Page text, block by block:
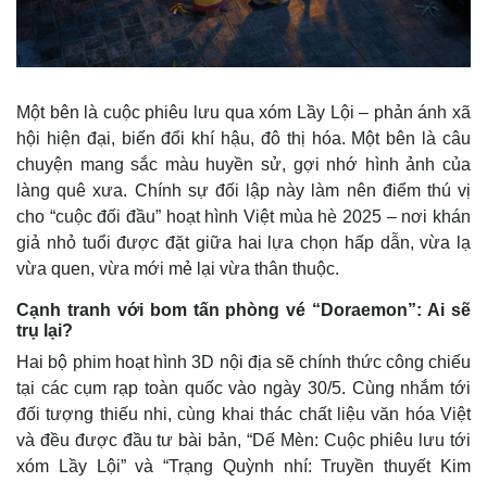
Kinh tế
Bất động sản
Khởi nghiệp
Thị trường
Giá vàng
Tiêu dùng
Một bên là cuộc phiêu lưu qua xóm Lầy Lội – phản ánh xã
hội hiện đại, biến đổi khí hậu, đô thị hóa. Một bên là câu
chuyện mang sắc màu huyền sử, gợi nhớ hình ảnh của
làng quê xưa. Chính sự đối lập này làm nên điểm thú vị
cho “cuộc đối đầu” hoạt hình Việt mùa hè 2025 – nơi khán
giả nhỏ tuổi được đặt giữa hai lựa chọn hấp dẫn, vừa lạ
vừa quen, vừa mới mẻ lại vừa thân thuộc.
Cạnh tranh với bom tấn phòng vé “Doraemon”: Ai sẽ
trụ lại?
Hai bộ phim hoạt hình 3D nội địa sẽ chính thức công chiếu
tại các cụm rạp toàn quốc vào ngày 30/5. Cùng nhắm tới
đối tượng thiếu nhi, cùng khai thác chất liệu văn hóa Việt
và đều được đầu tư bài bản, “Dế Mèn: Cuộc phiêu lưu tới
xóm Lầy Lội” và “Trạng Quỳnh nhí: Truyền thuyết Kim